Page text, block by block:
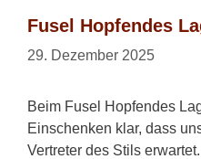
Fusel Hopfendes
29. Dezember 2025
Beim Fusel Hopfendes
Einschenken klar, dass
Vertreter des Stils